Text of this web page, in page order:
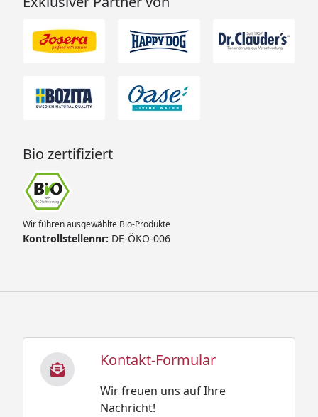
Bio zertifiziert
Wir führen ausgewählte Bio-Produkte
Kontrollstellennr: DE-ÖKO-006
Kontakt-Formular
Wir freuen uns auf Ihre
Nachricht!